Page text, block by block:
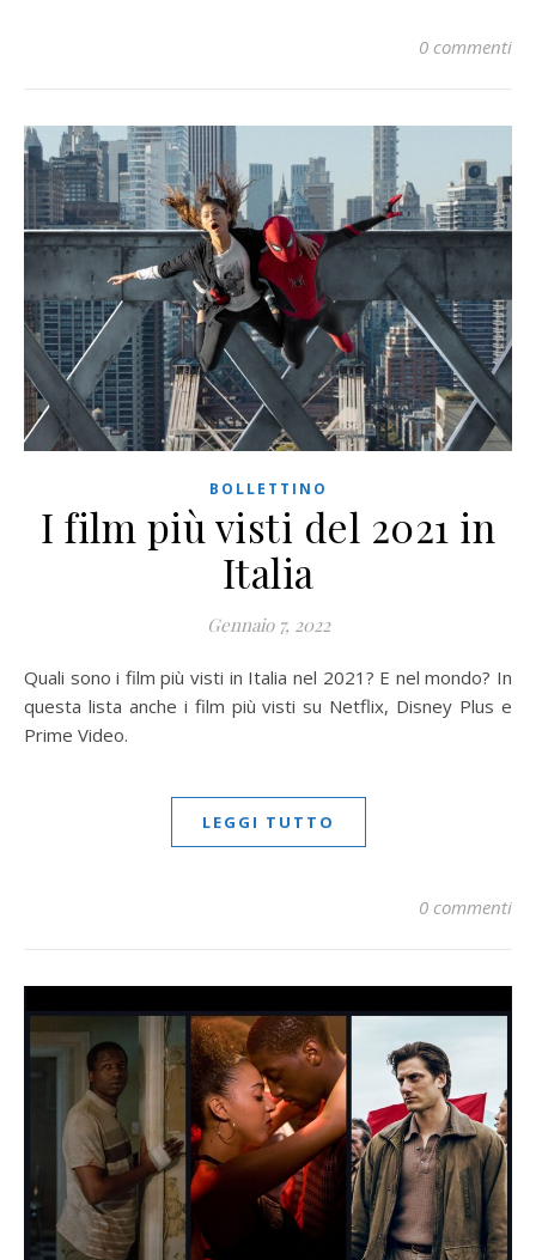
0 commenti
BOLLETTINO
I film più visti del 2021 in
Italia
Gennaio 7, 2022
Quali sono i film più visti in Italia nel 2021? E nel mondo? In
questa lista anche i film più visti su Netflix, Disney Plus e
Prime Video.
LEGGI TUTTO
0 commenti